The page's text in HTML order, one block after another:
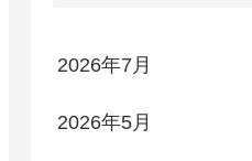
2026年7月
2026年5月